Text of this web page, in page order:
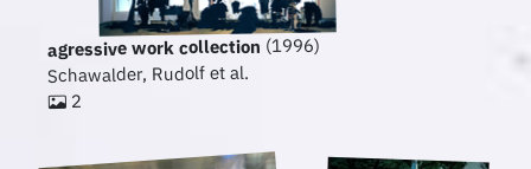
agressive work collection (1996)
Schawalder, Rudolf et al.
2